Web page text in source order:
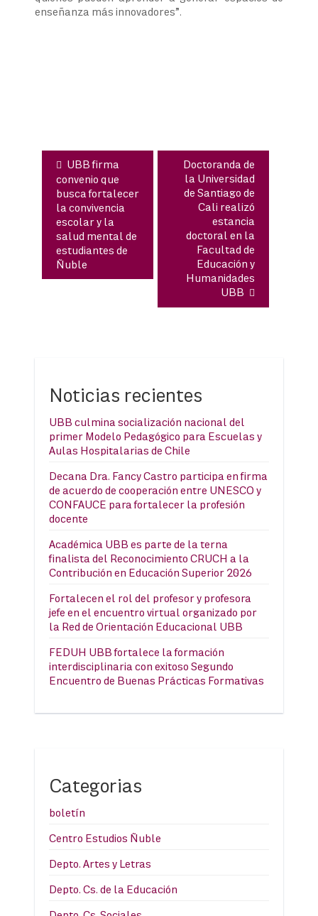
enseñanza más innovadores”.
UBB firma
convenio que
busca fortalecer
la convivencia
escolar y la
salud mental de
estudiantes de
Ñuble
Doctoranda de
la Universidad
de Santiago de
Cali realizó
estancia
doctoral en la
Facultad de
Educación y
Humanidades
UBB
Noticias recientes
UBB culmina socialización nacional del
primer Modelo Pedagógico para Escuelas y
Aulas Hospitalarias de Chile
Decana Dra. Fancy Castro participa en firma
de acuerdo de cooperación entre UNESCO y
CONFAUCE para fortalecer la profesión
docente
Académica UBB es parte de la terna
finalista del Reconocimiento CRUCH a la
Contribución en Educación Superior 2026
Fortalecen el rol del profesor y profesora
jefe en el encuentro virtual organizado por
la Red de Orientación Educacional UBB
FEDUH UBB fortalece la formación
interdisciplinaria con exitoso Segundo
Encuentro de Buenas Prácticas Formativas
Categorias
boletín
Centro Estudios Ñuble
Depto. Artes y Letras
Depto. Cs. de la Educación